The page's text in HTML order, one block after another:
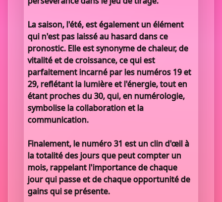
La saison, l'été, est également un élément
qui n'est pas laissé au hasard dans ce
pronostic. Elle est synonyme de chaleur, de
vitalité et de croissance, ce qui est
parfaitement incarné par les numéros 19 et
29, reflétant la lumière et l'énergie, tout en
étant proches du 30, qui, en numérologie,
symbolise la collaboration et la
communication.
Finalement, le numéro 31 est un clin d'œil à
la totalité des jours que peut compter un
mois, rappelant l'importance de chaque
jour qui passe et de chaque opportunité de
gains qui se présente.